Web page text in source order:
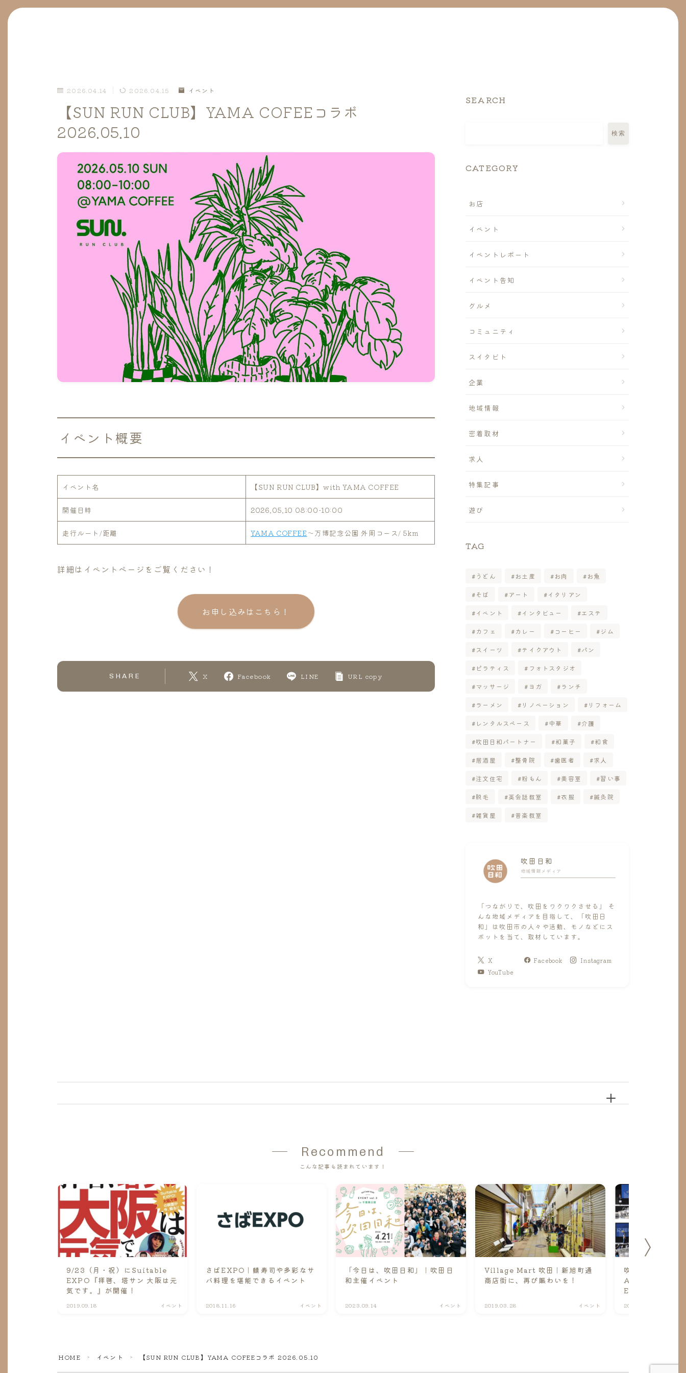
2026.04.14 2026.04.15 イベント
【SUN RUN CLUB】YAMA COFEEコラボ
2026.05.10
イベント概要
イベント名 【SUN RUN CLUB】with YAMA COFFEE
開催日時 2026.05.10 08:00-10:00
走行ルート/距離 YAMA COFFEE〜万博記念公園 外周コース/ 5km
詳細はイベントページをご覧ください！
お申し込みはこちら！
SHARE X Facebook LINE URL copy
SEARCH
検索
CATEGORY
お店
イベント
イベントレポート
イベント告知
グルメ
コミュニティ
スイタビト
企業
地域情報
密着取材
求人
特集記事
遊び
TAG
うどん お土産 お肉 お魚
そば アート イタリアン
イベント インタビュー エステ
カフェ カレー コーヒー ジム
スイーツ テイクアウト パン
ピラティス フォトスタジオ
マッサージ ヨガ ランチ
ラーメン リノベーション リフォーム
レンタルスペース 中華 介護
吹田日和パートナー 和菓子 和食
居酒屋 整骨院 歯医者 求人
注文住宅 粉もん 美容室 習い事
脱毛 英会話教室 衣服 鍼灸院
雑貨屋 音楽教室
吹田日和
地域情報メディア
「つながりで、吹田をワクワクさせる」 そ
んな地域メディアを目指して、「吹田日
和」は吹田市の人々や活動、モノなどにス
ポットを当て、取材しています。
X Facebook
Instagram
YouTube
Recommend
こんな記事も読まれています！
9/23（月・祝）にSuitable
EXPO『拝啓、塔サン 大阪は元
気です。』が開催！
2019.09.18 イベント
さばEXPO｜鯖寿司や多彩なサ
バ料理を堪能できるイベント
2018.11.16 イベント
「今日は、吹田日和」｜吹田日
和主催イベント
2023.09.14 イベント
Village Mart 吹田｜新旭町通
商店街に、再び賑わいを！
2019.03.28 イベント
吹田商工会議所
EXPOCITY
2019.10.17
HOME ＞ イベント ＞ 【SUN RUN CLUB】YAMA COFEEコラボ 2026.05.10